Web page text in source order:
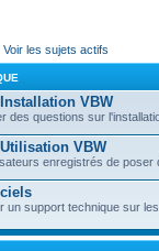
Voir les sujets actifs
VBW
des questions sur
VBW
enregistrés de poser
un support technique sur